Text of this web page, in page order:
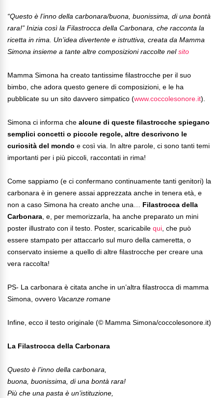
“Questo è l’inno della carbonara/buona, buonissima, di una bontà
rara!” Inizia così la Filastrocca della Carbonara, che racconta la
ricetta in rima. Un’idea divertente e istruttiva, creata da Mamma
Simona insieme a tante altre composizioni raccolte nelsito
Mamma Simona ha creato tantissime filastrocche per il suo
bimbo, che adora questo genere di composizioni, e le ha
pubblicate su un sito davvero simpatico (www.coccolesonore.it).
Simona ci informa che alcune di queste filastrocche spiegano
semplici concetti o piccole regole, altre descrivono le
curiosità del mondo e così via. In altre parole, ci sono tanti temi
importanti per i più piccoli, raccontati in rima!
Come sappiamo (e ci confermano continuamente tanti genitori) la
carbonara è in genere assai apprezzata anche in tenera età, e
non a caso Simona ha creato anche una… Filastrocca della
Carbonara , e, per memorizzarla, ha anche preparato un mini
poster illustrato con il testo. Poster, scaricabile qui , che può
essere stampato per attaccarlo sul muro della cameretta, o
conservato insieme a quello di altre filastrocche per creare una
vera raccolta!
PS- La carbonara è citata anche in un’altra filastrocca di mamma
Simona, ovvero Vacanze romane
Infine, ecco il testo originale (© Mamma Simona/coccolesonore.it)
La Filastrocca della Carbonara
Questo è l’inno della carbonara,
buona, buonissima, di una bontà rara!
Più che una pasta è un’istituzione,